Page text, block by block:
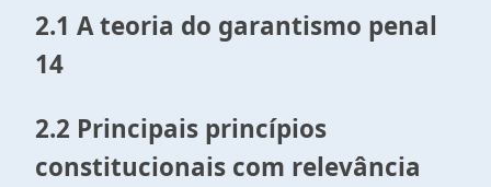
2.1 A teoria do garantismo penal
14
2.2 Principais princípios
constitucionais com relevância